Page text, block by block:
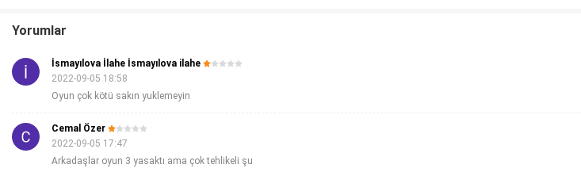
Yorumlar
İsmayılova İlahe İsmayılova ilahe
2022-09-05 18:58
Oyun çok kötü sakın yuklemeyin
Cemal Özer
2022-09-05 17:47
Arkadaşlar oyun 3 yasaktı ama çok tehlikeli şu